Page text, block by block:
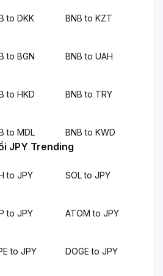
to DKK BNB to KZT
to BGN BNB to UAH
to HKD BNB to TRY
to MDL BNB to KWD
JPY Trending
to JPY SOL to JPY
to JPY ATOM to JPY
to JPY DOGE to JPY